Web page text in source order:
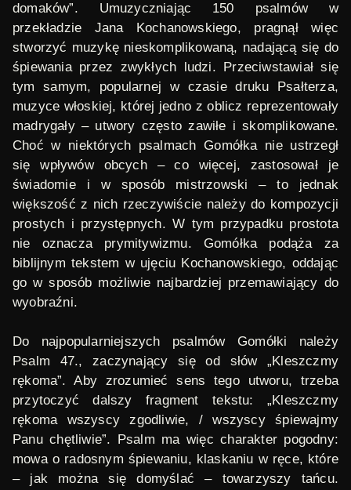
domaków”. Umuzyczniając 150 psalmów w
przekładzie Jana Kochanowskiego, pragnął więc
stworzyć muzykę nieskomplikowaną, nadającą się do
śpiewania przez zwykłych ludzi. Przeciwstawiał się
tym samym, popularnej w czasie druku Psałterza,
muzyce włoskiej, której jedno z oblicz reprezentowały
madrygały – utwory często zawiłe i skomplikowane.
Choć w niektórych psalmach Gomółka nie ustrzegł
się wpływów obcych – co więcej, zastosował je
świadomie i w sposób mistrzowski – to jednak
większość z nich rzeczywiście należy do kompozycji
prostych i przystępnych. W tym przypadku prostota
nie oznacza prymitywizmu. Gomółka podąża za
biblijnym tekstem w ujęciu Kochanowskiego, oddając
go w sposób możliwie najbardziej przemawiający do
wyobraźni.
Do najpopularniejszych psalmów Gomółki należy
Psalm 47., zaczynający się od słów „Kleszczmy
rękoma”. Aby zrozumieć sens tego utworu, trzeba
przytoczyć dalszy fragment tekstu: „Kleszczmy
rękoma wszyscy zgodliwie, / wszyscy śpiewajmy
Panu chętliwie”. Psalm ma więc charakter pogodny:
mowa o radosnym śpiewaniu, klaskaniu w ręce, które
– jak można się domyślać – towarzyszy tańcu.